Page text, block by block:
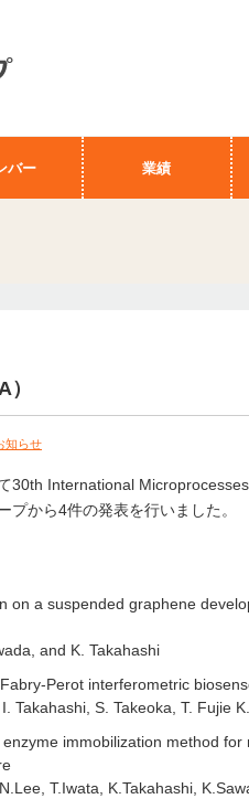
バー 業績
知らせ
30th International
から4件の発表を行いました。
on a suspended graphene
and K. Takahashi
Perot interferometric
Takahashi, S. Takeoka, T. Fujie
immobilization method
T.Iwata, K.Takahashi,